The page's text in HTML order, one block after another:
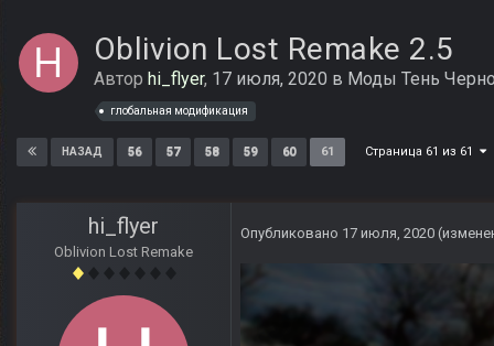
Oblivion Lost Remake 2.5
Автор hi_flyer, 17 июля, 2020 в Моды Тень
глобальная модификация
НАЗАД 56 57 58 59 60 61 Страница 61 из 61
hi_flyer
Oblivion Lost Remake
Опубликовано 17 июля, 2020